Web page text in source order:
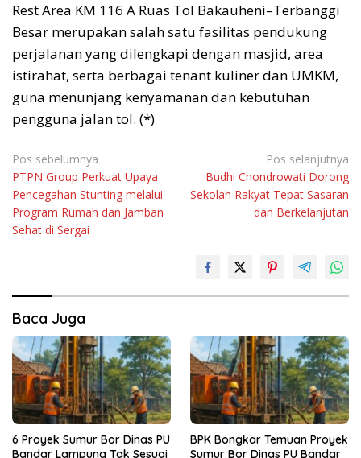
Rest Area KM 116 A Ruas Tol Bakauheni–Terbanggi
Besar merupakan salah satu fasilitas pendukung
perjalanan yang dilengkapi dengan masjid, area
istirahat, serta berbagai tenant kuliner dan UMKM,
guna menunjang kenyamanan dan kebutuhan
pengguna jalan tol. (*)
Navigasi
pos
Pos sebelumnya
PTPN Group Perkuat Upaya
Pencegahan Stunting melalui
Program Rumah dan Jamban
Sehat di Sergai
Pos selanjutnya
Budhi Chondrowati Dorong
Sekolah Rakyat Tepat Sasaran
dan Berkelanjutan
Baca Juga
6 Proyek Sumur Bor Dinas PU
Bandar Lampung Tak Sesuai
BPK Bongkar Temuan Proyek
Sumur Bor Dinas PU Bandar